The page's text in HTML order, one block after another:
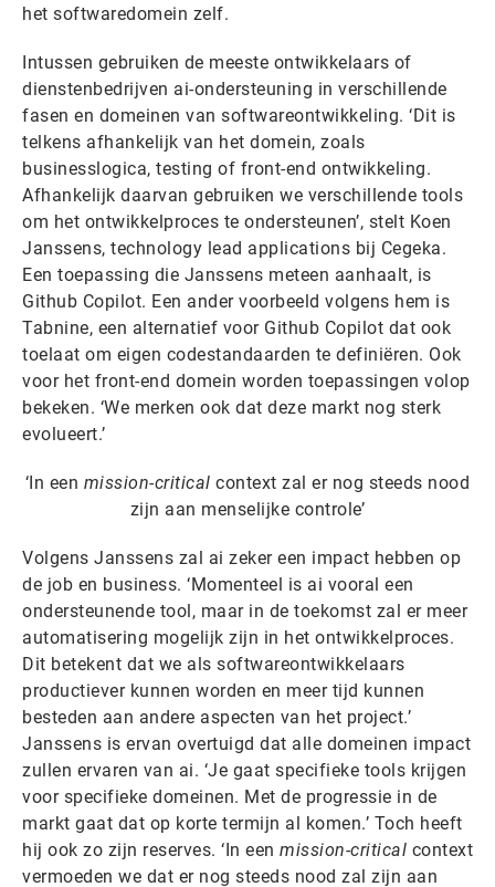
het softwaredomein zelf.
Intussen gebruiken de meeste ontwikkelaars of
dienstenbedrijven ai-ondersteuning in verschillende
fasen en domeinen van softwareontwikkeling. ‘Dit is
telkens afhankelijk van het domein, zoals
businesslogica, testing of front-end ontwikkeling.
Afhankelijk daarvan gebruiken we verschillende tools
om het ontwikkelproces te ondersteunen’, stelt Koen
Janssens, technology lead applications bij Cegeka.
Een toepassing die Janssens meteen aanhaalt, is
Github Copilot. Een ander voorbeeld volgens hem is
Tabnine, een alternatief voor Github Copilot dat ook
toelaat om eigen codestandaarden te definiëren. Ook
voor het front-end domein worden toepassingen volop
bekeken. ‘We merken ook dat deze markt nog sterk
evolueert.’
‘In een mission-critical context zal er nog steeds nood
zijn aan menselijke controle’
Volgens Janssens zal ai zeker een impact hebben op
de job en business. ‘Momenteel is ai vooral een
ondersteunende tool, maar in de toekomst zal er meer
automatisering mogelijk zijn in het ontwikkelproces.
Dit betekent dat we als softwareontwikkelaars
productiever kunnen worden en meer tijd kunnen
besteden aan andere aspecten van het project.’
Janssens is ervan overtuigd dat alle domeinen impact
zullen ervaren van ai. ‘Je gaat specifieke tools krijgen
voor specifieke domeinen. Met de progressie in de
markt gaat dat op korte termijn al komen.’ Toch heeft
hij ook zo zijn reserves. ‘In een mission-critical context
vermoeden we dat er nog steeds nood zal zijn aan